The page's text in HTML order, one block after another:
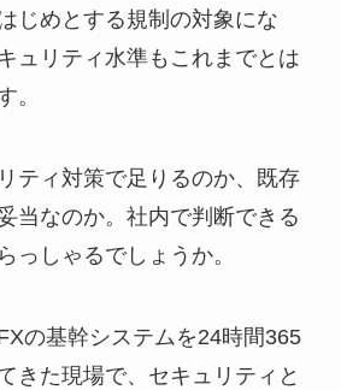
じめとする規制の対象にな
ュリティ水準もこれまでとは
。
ティ対策で足りるのか、既存
当なのか。社内で判断できる
っしゃるでしょうか。
の基幹システムを24時間365
きた現場で、セキュリティと